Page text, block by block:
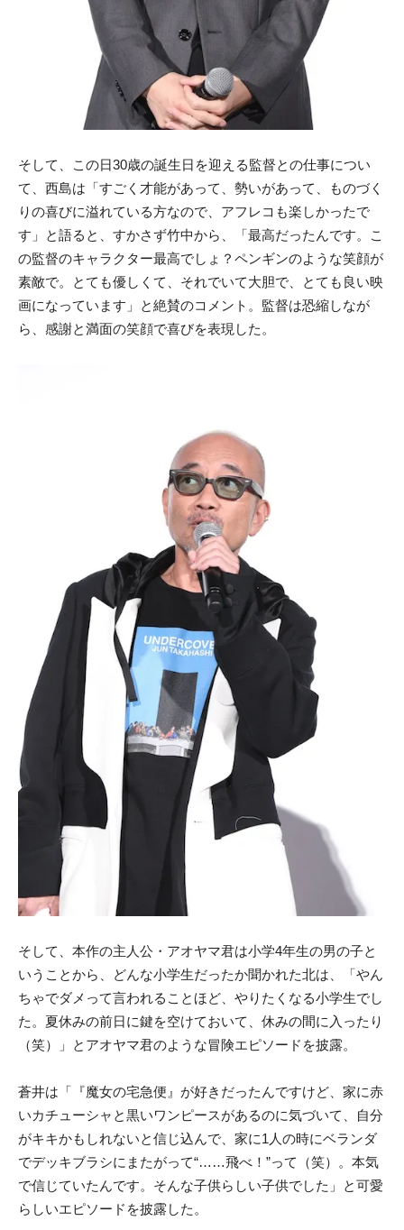
そして、この日30歳の誕生日を迎える監督との仕事につい
て、西島は「すごく才能があって、勢いがあって、ものづく
りの喜びに溢れている方なので、アフレコも楽しかったで
す」と語ると、すかさず竹中から、「最高だったんです。こ
の監督のキャラクター最高でしょ？ペンギンのような笑顔が
素敵で。とても優しくて、それでいて大胆で、とても良い映
画になっています」と絶賛のコメント。監督は恐縮しなが
ら、感謝と満面の笑顔で喜びを表現した。
そして、本作の主人公・アオヤマ君は小学4年生の男の子と
いうことから、どんな小学生だったか聞かれた北は、「やん
ちゃでダメって言われることほど、やりたくなる小学生でし
た。夏休みの前日に鍵を空けておいて、休みの間に入ったり
（笑）」とアオヤマ君のような冒険エピソードを披露。
蒼井は「『魔女の宅急便』が好きだったんですけど、家に赤
いカチューシャと黒いワンピースがあるのに気づいて、自分
がキキかもしれないと信じ込んで、家に1人の時にベランダ
でデッキブラシにまたがって“……飛べ！”って（笑）。本気
で信じていたんです。そんな子供らしい子供でした」と可愛
らしいエピソードを披露した。